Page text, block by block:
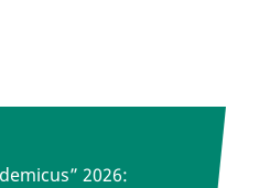
2026: